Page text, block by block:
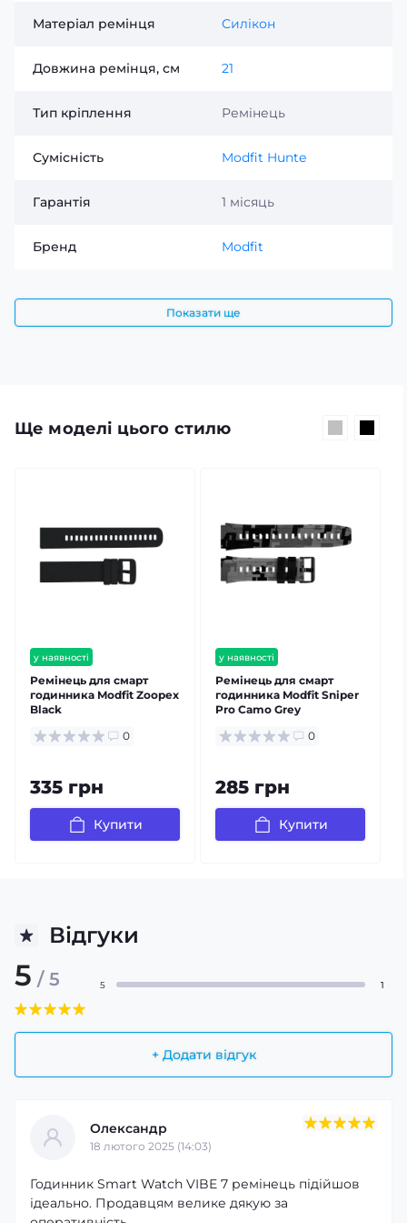
Матеріал ремінця Силікон
Довжина ремінця, см 21
Тип кріплення Ремінець
Сумісність Modfit Hunte
Гарантія 1 місяць
Бренд Modfit
Показати ще
Ще моделі цього стилю
у наявності
залишилось мало
Ремінець для смарт
годинника Modfit Zoopex
Black
0
335 грн
Купити
у наявності
Ремінець для смарт
годинника Modfit Sniper
Pro Camo Grey
0
285 грн
Купити
Відгуки
5 / 5
+ Додати відгук
5 1
Олександр
18 лютого 2025 (14:03)
Годинник Smart Watch VIBE 7 ремінець підійшов
ідеально. Продавцям велике дякую за